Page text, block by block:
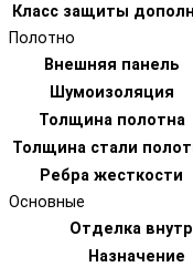
Класс защиты
Полотно
Внешняя панель
Шумоизоляция
Толщина полотна
Толщина стали
Ребра жесткости
Основные
Отделка
Назначение